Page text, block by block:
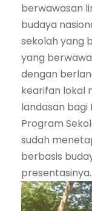
berwawasan
budaya
sekolah yang
yang
dengan
kearifan lokal
landasan bagi
Program
sudah
berbasis
presentasinya.